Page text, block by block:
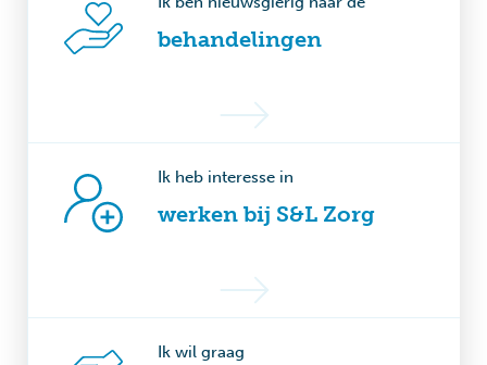
behandelingen
Ik heb interesse in
werken bij S&L Zorg
Ik wil graag